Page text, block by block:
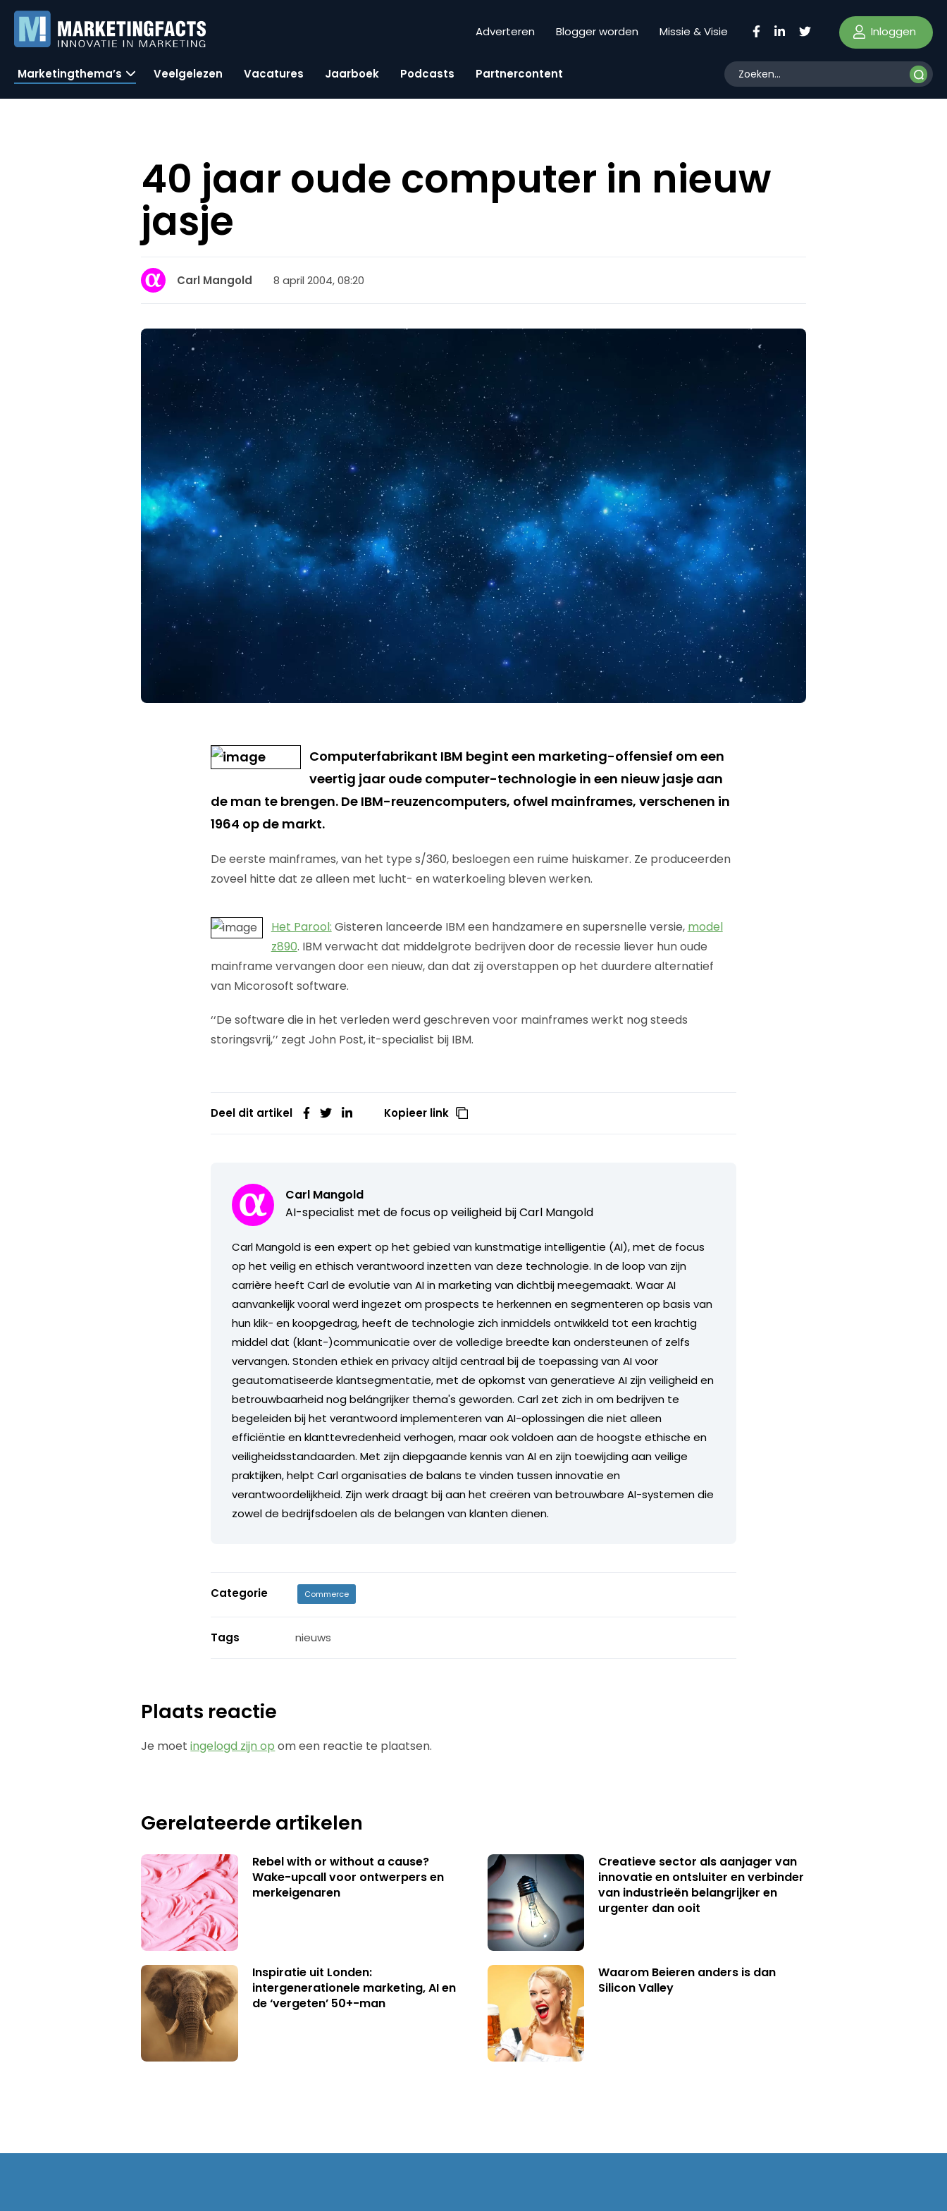
Adverteren Blogger worden Missie & Visie Inloggen
Marketingthema’s Veelgelezen Vacatures Jaarboek Podcasts Partnercontent
40 jaar oude computer in nieuw
jasje
Carl Mangold 8 april 2004, 08:20
Computerfabrikant IBM begint een marketing-offensief om een
veertig jaar oude computer-technologie in een nieuw jasje aan
de man te brengen. De IBM-reuzencomputers, ofwel mainframes, verschenen in
1964 op de markt.
De eerste mainframes, van het type s/360, besloegen een ruime huiskamer. Ze produceerden
zoveel hitte dat ze alleen met lucht- en waterkoeling bleven werken.
Het Parool: Gisteren lanceerde IBM een handzamere en supersnelle versie, model
z890. IBM verwacht dat middelgrote bedrijven door de recessie liever hun oude
mainframe vervangen door een nieuw, dan dat zij overstappen op het duurdere alternatief
van Micorosoft software.
‘‘De software die in het verleden werd geschreven voor mainframes werkt nog steeds
storingsvrij,’’ zegt John Post, it-specialist bij IBM.
Deel dit artikel Kopieer link
Carl Mangold
AI-specialist met de focus op veiligheid bij Carl Mangold
Carl Mangold is een expert op het gebied van kunstmatige intelligentie (AI), met de focus
op het veilig en ethisch verantwoord inzetten van deze technologie. In de loop van zijn
carrière heeft Carl de evolutie van AI in marketing van dichtbij meegemaakt. Waar AI
aanvankelijk vooral werd ingezet om prospects te herkennen en segmenteren op basis van
hun klik- en koopgedrag, heeft de technologie zich inmiddels ontwikkeld tot een krachtig
middel dat (klant-)communicatie over de volledige breedte kan ondersteunen of zelfs
vervangen. Stonden ethiek en privacy altijd centraal bij de toepassing van AI voor
geautomatiseerde klantsegmentatie, met de opkomst van generatieve AI zijn veiligheid en
betrouwbaarheid nog belángrijker thema's geworden. Carl zet zich in om bedrijven te
begeleiden bij het verantwoord implementeren van AI-oplossingen die niet alleen
efficiëntie en klanttevredenheid verhogen, maar ook voldoen aan de hoogste ethische en
veiligheidsstandaarden. Met zijn diepgaande kennis van AI en zijn toewijding aan veilige
praktijken, helpt Carl organisaties de balans te vinden tussen innovatie en
verantwoordelijkheid. Zijn werk draagt bij aan het creëren van betrouwbare AI-systemen die
zowel de bedrijfsdoelen als de belangen van klanten dienen.
Categorie Commerce
Tags nieuws
Plaats reactie
Je moetingelogd zijn op om een reactie te plaatsen.
Gerelateerde artikelen
Rebel with or without a cause?
Wake-upcall voor ontwerpers en
merkeigenaren
Creatieve sector als aanjager van
innovatie en ontsluiter en verbinder
van industrieën belangrijker en
urgenter dan ooit
Inspiratie uit Londen:
intergenerationele marketing, AI en
de ‘vergeten’ 50+-man
Waarom Beieren anders is dan
Silicon Valley